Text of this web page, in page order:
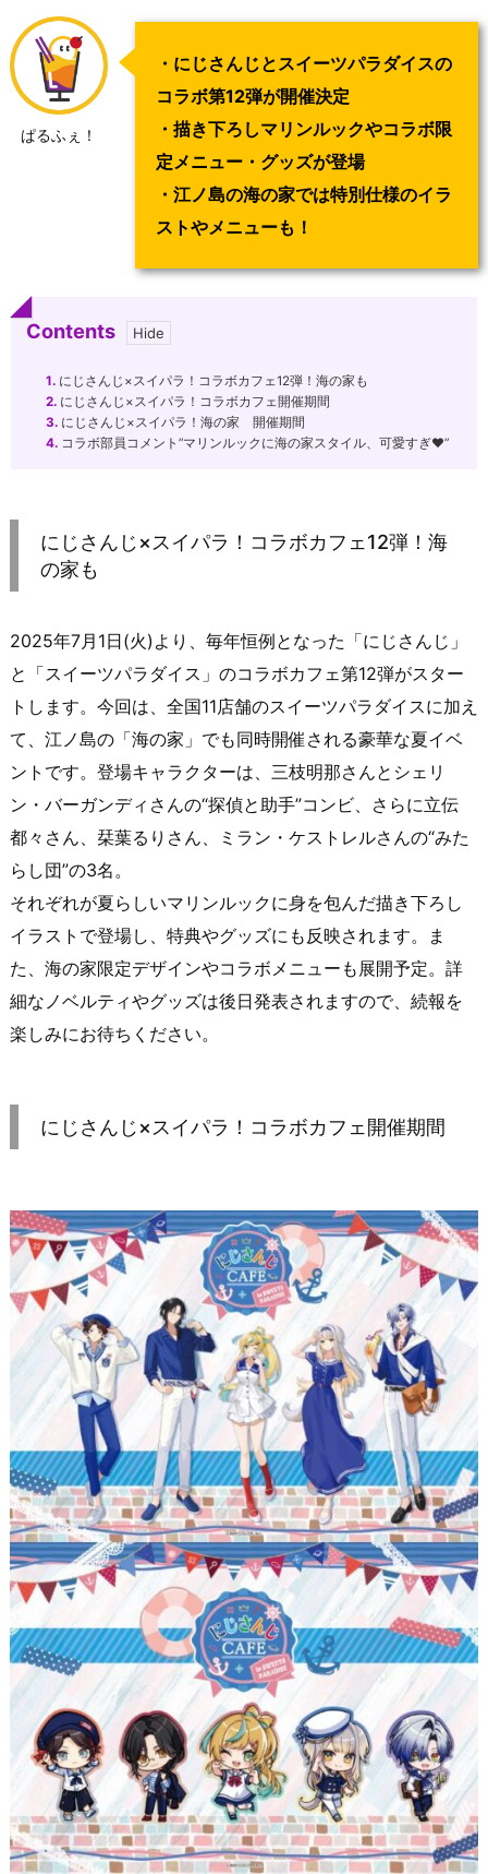
ぱるふぇ！
・にじさんじとスイーツパラダイスの
コラボ第12弾が開催決定
・描き下ろしマリンルックやコラボ限
定メニュー・グッズが登場
・江ノ島の海の家では特別仕様のイラ
ストやメニューも！
Contents
1. にじさんじ×スイパラ！コラボカフェ12弾！海の家も
2. にじさんじ×スイパラ！コラボカフェ開催期間
3. にじさんじ×スイパラ！海の家 開催期間
4. コラボ部員コメント”マリンルックに海の家スタイル、可愛すぎ♥”
にじさんじ×スイパラ！コラボカフェ12弾！海
の家も
2025年7月1日(火)より、毎年恒例となった「にじさんじ」
と「スイーツパラダイス」のコラボカフェ第12弾がスター
トします。今回は、全国11店舗のスイーツパラダイスに加え
て、江ノ島の「海の家」でも同時開催される豪華な夏イベ
ントです。登場キャラクターは、三枝明那さんとシェリ
ン・バーガンディさんの“探偵と助手”コンビ、さらに立伝
都々さん、栞葉るりさん、ミラン・ケストレルさんの“みた
らし団”の3名。
それぞれが夏らしいマリンルックに身を包んだ描き下ろし
イラストで登場し、特典やグッズにも反映されます。ま
た、海の家限定デザインやコラボメニューも展開予定。詳
細なノベルティやグッズは後日発表されますので、続報を
楽しみにお待ちください。
にじさんじ×スイパラ！コラボカフェ開催期間